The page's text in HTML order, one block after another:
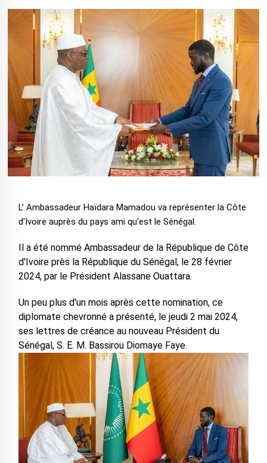
L’ Ambassadeur Haïdara Mamadou va représenter la Côte
d'Ivoire auprès du pays ami qu'est le Sénégal.
Il a été nommé Ambassadeur de la République de Côte
d'Ivoire près la République du Sénégal, le 28 février
2024, par le Président Alassane Ouattara.
Un peu plus d'un mois après cette nomination, ce
diplomate chevronné a présenté, le jeudi 2 mai 2024,
ses lettres de créance au nouveau Président du
Sénégal, S. E. M. Bassirou Diomaye Faye.